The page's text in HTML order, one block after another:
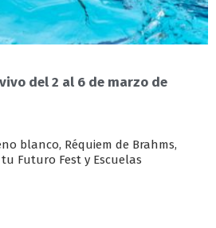
del 2 al 6 de marzo de
blanco, Réquiem de Brahms,
tu Futuro Fest y Escuelas